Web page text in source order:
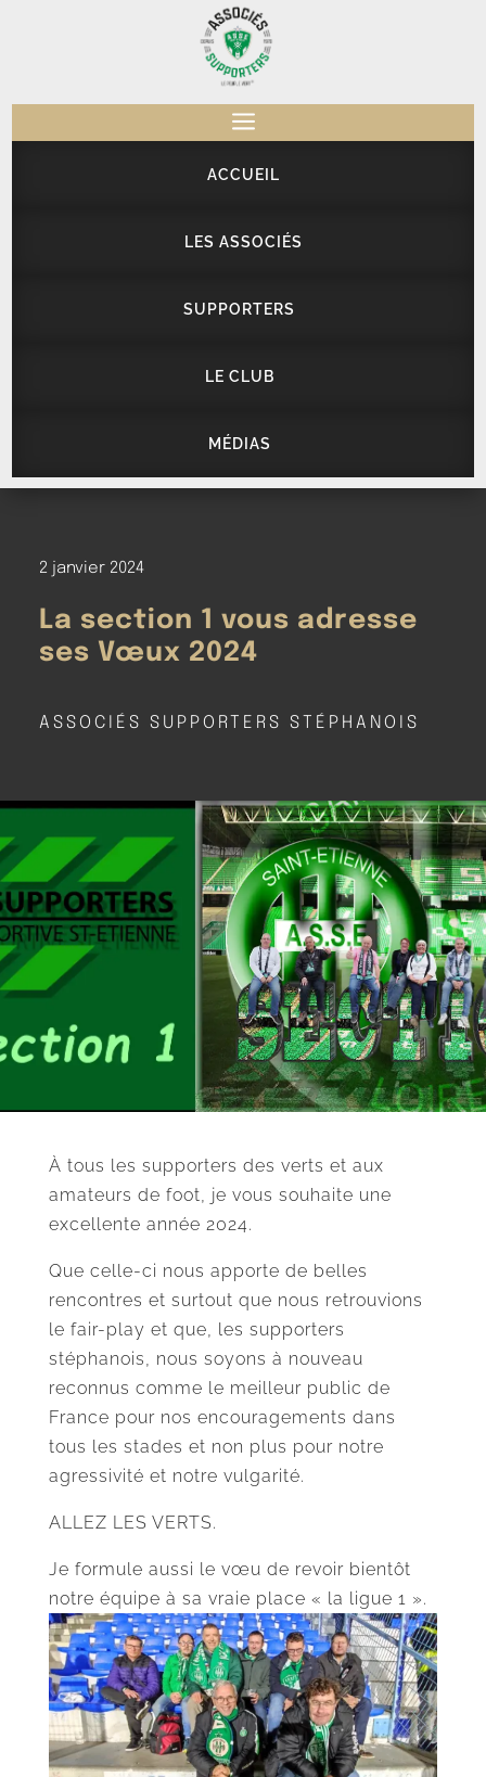
a
ACCUEIL
LES ASSOCIÉS
SUPPORTERS
LE CLUB
MÉDIAS
2 janvier 2024
La section 1 vous adresse
ses Vœux 2024
ASSOCIÉS SUPPORTERS STÉPHANOIS
À tous les supporters des verts et aux
amateurs de foot, je vous souhaite une
excellente année 2024.
Que celle-ci nous apporte de belles
rencontres et surtout que nous retrouvions
le fair-play et que, les supporters
stéphanois, nous soyons à nouveau
reconnus comme le meilleur public de
France pour nos encouragements dans
tous les stades et non plus pour notre
agressivité et notre vulgarité.
ALLEZ LES VERTS.
Je formule aussi le vœu de revoir bientôt
notre équipe à sa vraie place « la ligue 1 ».